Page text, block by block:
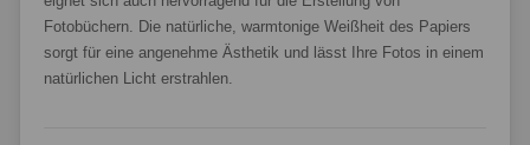
Fotobüchern. Die natürliche, warmtonige Weißheit des Papiers
sorgt für eine angenehme Ästhetik und lässt Ihre Fotos in einem
natürlichen Licht erstrahlen.